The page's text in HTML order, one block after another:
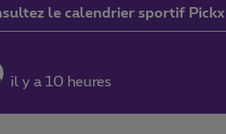
le calendrier sportif Pickx
il y a 10 heures